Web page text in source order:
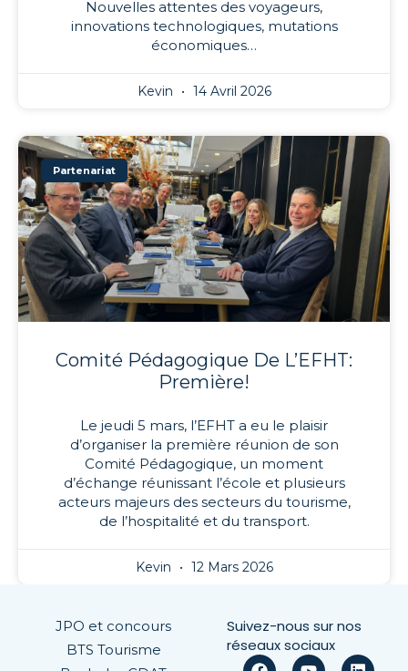
Nouvelles attentes des voyageurs,
innovations technologiques, mutations
économiques…
Kevin 14 Avril 2026
Partenariat
Comité Pédagogique De L’EFHT:
Première!
Le jeudi 5 mars, l’EFHT a eu le plaisir
d’organiser la première réunion de son
Comité Pédagogique, un moment
d’échange réunissant l’école et plusieurs
acteurs majeurs des secteurs du tourisme,
de l’hospitalité et du transport.
Kevin 12 Mars 2026
JPO et concours
BTS Tourisme
Suivez-nous sur nos
réseaux sociaux